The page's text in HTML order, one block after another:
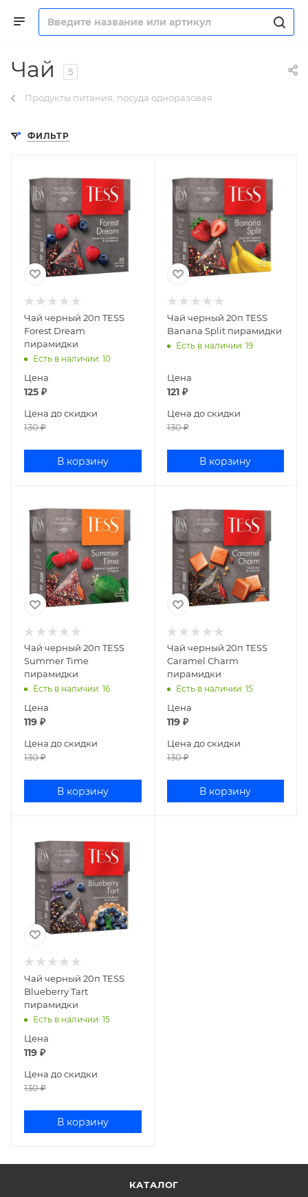
Чай 5
Продукты питания, посуда одноразовая
ФИЛЬТР
Чай черный 20п TESS
Forest Dream
пирамидки
Есть в наличии: 10
Цена
125 ₽
Цена до скидки
130₽
В корзину
Чай черный 20п TESS
Banana Split пирамидки
Есть в наличии: 19
Цена
121₽
Цена до скидки
130₽
В корзину
Чай черный 20п TESS
Summer Time
пирамидки
Есть в наличии: 16
Цена
119 ₽
Цена до скидки
130₽
В корзину
Чай черный 20п TESS
Caramel Charm
пирамидки
Есть в наличии: 15
Цена
119₽
Цена до скидки
130₽
В корзину
Чай черный 20п TESS
Blueberry Tart
пирамидки
Есть в наличии: 15
Цена
119 ₽
Цена до скидки
130₽
В корзину
КАТАЛОГ